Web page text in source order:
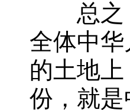
总之，
全体中
的土地
份，就